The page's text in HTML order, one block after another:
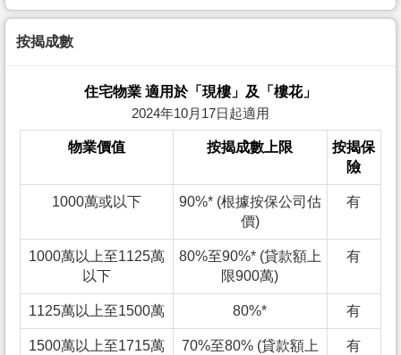
按揭成數
住宅物業 適用於「現樓」及「樓花」
2024年10月17日起適用
物業價值 按揭成數上限
按揭保
險
1000萬或以下
90%* (根據按保公司估
價)
有
1000萬以上至1125萬
以下
80%至90%* (貸款額上
限900萬)
有
1125萬以上至1500萬 80%* 有
1500萬以上至1715萬
70%至80% (貸款額上
有